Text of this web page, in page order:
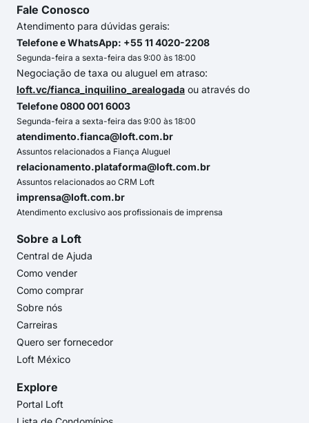
Fale Conosco
Atendimento para dúvidas gerais:
Telefone e WhatsApp: +55 11 4020-2208
Segunda-feira a sexta-feira das 9:00 às 18:00
Negociação de taxa ou aluguel em atraso:
loft.vc/fianca_inquilino_arealogada ou através do
Telefone 0800 001 6003
Segunda-feira a sexta-feira das 9:00 às 18:00
atendimento.fianca@loft.com.br
Assuntos relacionados a Fiança Aluguel
relacionamento.plataforma@loft.com.br
Assuntos relacionados ao CRM Loft
imprensa@loft.com.br
Atendimento exclusivo aos profissionais de imprensa
Sobre a Loft
Central de Ajuda
Como vender
Como comprar
Sobre nós
Carreiras
Quero ser fornecedor
Loft México
Explore
Portal Loft